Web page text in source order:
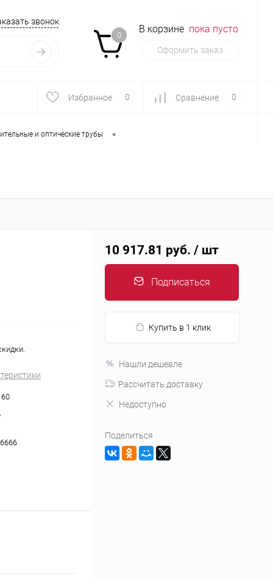
звонок
0
В корзине пока пусто
Оформить заказ
Избранное 0 Сравнение 0
и оптические трубы •
10 917.81 руб. / шт
Подписаться
Купить в 1 клик
Нашли дешевле
Рассчитать доставку
Недоступно
Поделиться